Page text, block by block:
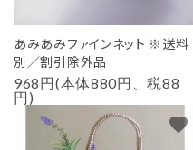
あみあみファインネット ※送料
別／割引除外品
968円(本体880円、税88
円)
favorite